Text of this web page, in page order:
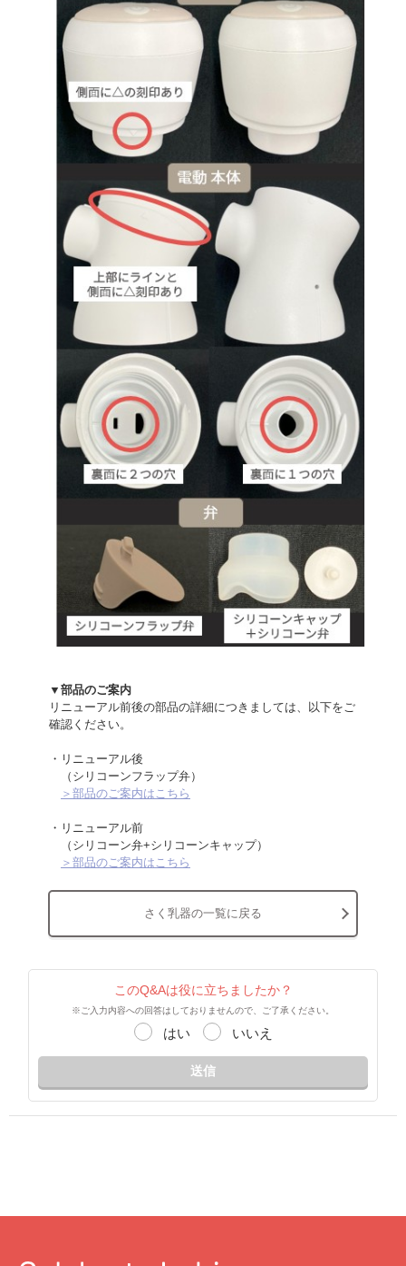
▼部品のご案内
リニューアル前後の部品の詳細につきましては、以下をご
確認ください。
・リニューアル後
（シリコーンフラップ弁）
＞部品のご案内はこちら
・リニューアル前
（シリコーン弁+シリコーンキャップ）
＞部品のご案内はこちら
さく乳器の一覧に戻る
このQ&Aは役に立ちましたか？
※ご入力内容への回答はしておりませんので、ご了承ください。
はい いいえ
送信